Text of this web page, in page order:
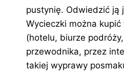
pustynię. Odwiedzić ją
Wycieczki można
(hotelu, biurze
przewodnika, przez
takiej wyprawy